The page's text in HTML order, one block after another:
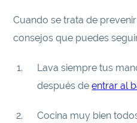
Cuando se trata de
consejos que puedes
Lava siempre tus
después deentrar al
Cocina muy bien